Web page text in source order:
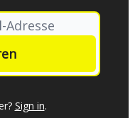
Sign in.